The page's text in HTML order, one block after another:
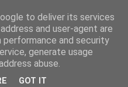
EL
AÑOS 1950 a 2022.
to deliver its services
and user-agent are
performance and security
generate usage
abuse.
GOT IT